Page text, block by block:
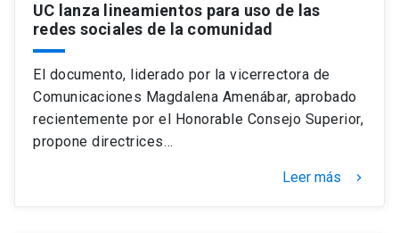
UC lanza lineamientos para uso de las
redes sociales de la comunidad
El documento, liderado por la vicerrectora de
Comunicaciones Magdalena Amenábar, aprobado
recientemente por el Honorable Consejo Superior,
propone directrices…
Leer más keyboard_arrow_right